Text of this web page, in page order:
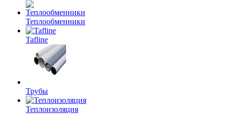
Теплообменники
Tafline
Трубы
Теплоизоляция